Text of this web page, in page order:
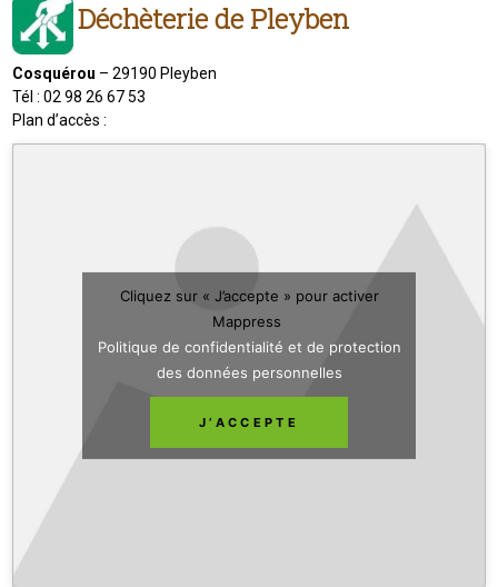
Déchèterie de Pleyben
Cosquérou – 29190 Pleyben
Tél : 02 98 26 67 53
Plan d’accès :
Cliquez sur « J’accepte » pour activer
Mappress
Politique de confidentialité et de protection
des données personnelles
J’ACCEPTE